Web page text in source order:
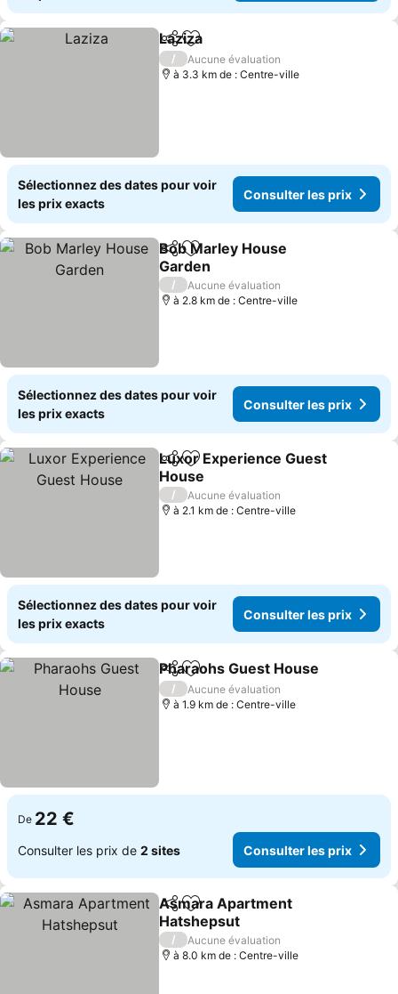
PartagerAjouter à mes favoris
Laziza
/
Aucune évaluation
à 3.3 km de : Centre-ville
Sélectionnez des dates pour voir
les prix exacts
Consulter les prix
PartagerAjouter à mes favoris
Bob Marley House
Garden
Consulter les prix
/
Aucune évaluation
à 2.8 km de : Centre-ville
Sélectionnez des dates pour voir
les prix exacts
Consulter les prix
PartagerAjouter à mes favoris
Luxor Experience Guest
House
Consulter les prix
/
Aucune évaluation
à 2.1 km de : Centre-ville
Sélectionnez des dates pour voir
les prix exacts
Consulter les prix
PartagerAjouter à mes favoris
Pharaohs Guest House
/
Aucune évaluation
à 1.9 km de : Centre-ville
De 22 €
Consulter les prix de 2 sites Consulter les prix
PartagerAjouter à mes favoris
Asmara Apartment
Hatshepsut
Consulter les prix
/
Aucune évaluation
à 8.0 km de : Centre-ville